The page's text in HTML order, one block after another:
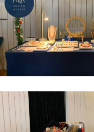
IMG_3846